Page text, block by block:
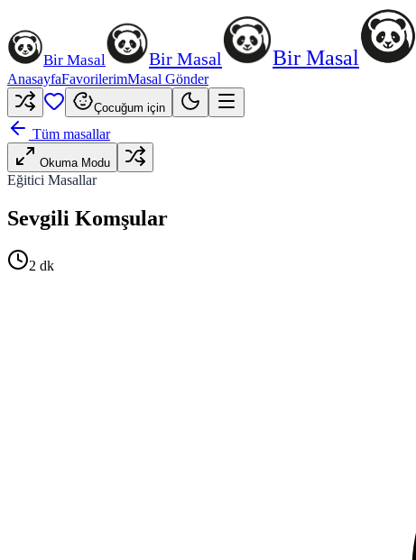
Bir Masal Bir Masal Bir Masal
AnasayfaFavorilerimMasal Gönder
Çocuğum için
Tüm masallar
Okuma Modu
Eğitici Masallar
Sevgili Komşular
2 dk